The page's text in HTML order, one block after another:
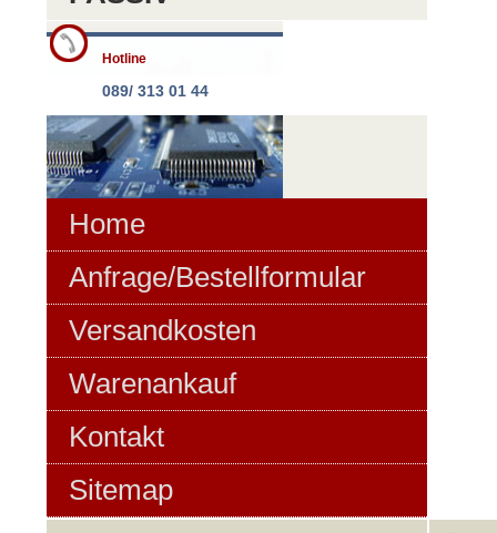
Hotline
089/ 313 01 44
Home
Anfrage/Bestellformular
Versandkosten
Warenankauf
Kontakt
Sitemap